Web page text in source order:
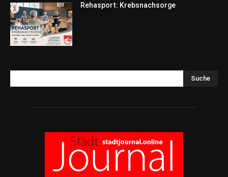
Rehasport: Krebsnachsorge
Suche